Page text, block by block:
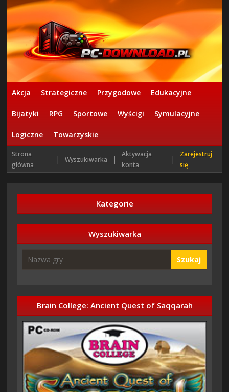
Akcja Strategiczne Przygodowe Edukacyjne
Bijatyki RPG Sportowe Wyścigi Symulacyjne
Logiczne Towarzyskie
Strona
główna
| Wyszukiwarka |
Aktywacja
konta
|
Zarejestruj
się
Kategorie
Wyszukiwarka
Szukaj
Brain College: Ancient Quest of Saqqarah